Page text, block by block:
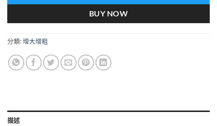
BUY NOW
分類:增大增粗
描述